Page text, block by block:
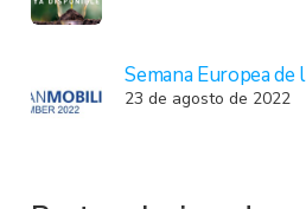
Semana Europea de
23 de agosto de 2022